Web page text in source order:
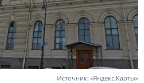
Источник: «Яндекс.Карты»